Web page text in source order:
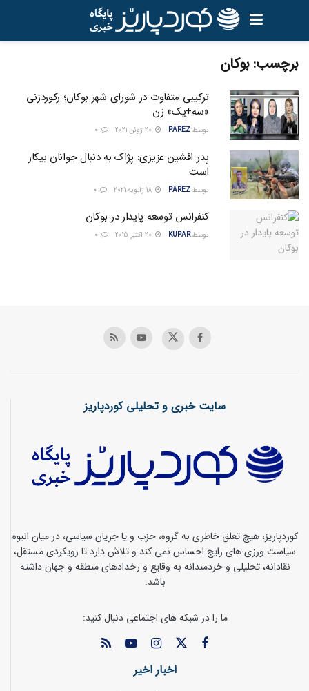
برچسب:بوکان
ترکیبی متفاوت در شورای شهر بوکان؛ رکوردزنی
«سه‌+‌یک» زن
توسط PAREZ
پدر افشین عزیزی: پژاک به دنبال جوانان بیکار
است
توسط PAREZ
کنفرانس توسعه پایدار در بوکان
توسط KUPAR
سایت خبری و تحلیلی کوردپاریز
کوردپاریز، هیچ تعلق خاطری به گروه، حزب و یا جریان سیاسی، در میان انبوه
سیاست ورزی های رایج احساس نمی کند و تلاش دارد تا رویکردی مستقل،
نقادانه، تحلیلی و خردمندانه به وقایع و رخدادهای منطقه و جهان داشته
باشد.
ما را در شبکه های اجتماعی دنبال کنید:
اخبار اخیر